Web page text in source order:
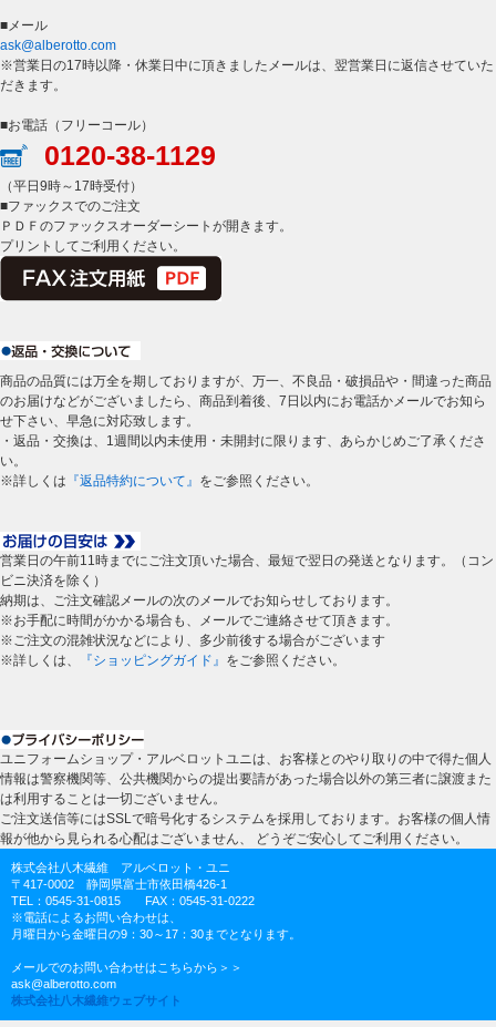
■メール
ask@alberotto.com
※営業日の17時以降・休業日中に頂きましたメールは、翌営業日に返信させていた
だきます。
■お電話（フリーコール）
0120-38-1129
（平日9時～17時受付）
■ファックスでのご注文
ＰＤＦのファックスオーダーシートが開きます。
プリントしてご利用ください。
商品の品質には万全を期しておりますが、万一、不良品・破損品や・間違った商品
のお届けなどがございましたら、商品到着後、7日以内にお電話かメールでお知ら
せ下さい、早急に対応致します。
・返品・交換は、1週間以内未使用・未開封に限ります、あらかじめご了承くださ
い。
※詳しくは 『返品特約について』 をご参照ください。
営業日の午前11時までにご注文頂いた場合、最短で翌日の発送となります。（コン
ビニ決済を除く）
納期は、ご注文確認メールの次のメールでお知らせしております。
※お手配に時間がかかる場合も、メールでご連絡させて頂きます。
※ご注文の混雑状況などにより、多少前後する場合がございます
※詳しくは、
『ショッピングガイド』 をご参照ください。
ユニフォームショップ・アルベロットユニは、お客様とのやり取りの中で得た個人
情報は警察機関等、公共機関からの提出要請があった場合以外の第三者に譲渡また
は利用することは一切ございません。
ご注文送信等にはSSLで暗号化するシステムを採用しております。お客様の個人情
報が他から見られる心配はございません、 どうぞご安心してご利用ください。
株式会社八木繊維 アルベロット・ユニ
〒417-0002 静岡県富士市依田橋426-1
TEL：0545-31-0815 FAX：0545-31-0222
※電話によるお問い合わせは、
月曜日から金曜日の9：30～17：30までとなります。
メールでのお問い合わせはこちらから＞＞
ask@alberotto.com
株式会社八木繊維ウェブサイト